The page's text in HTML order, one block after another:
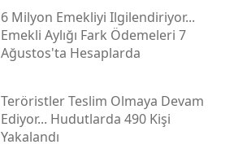
6 Milyon Emekliyi Ilgilendiriyor...
Emekli Aylığı Fark Ödemeleri 7
Ağustos'ta Hesaplarda
Teröristler Teslim Olmaya Devam
Ediyor... Hudutlarda 490 Kişi
Yakalandı